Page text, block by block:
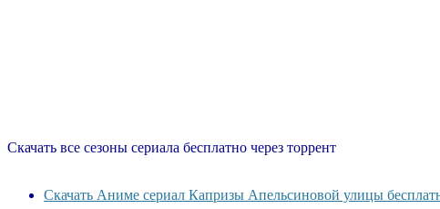
Скачать все сезоны сериала бесплатно через торрент
Скачать Аниме сериал Капризы Апельсиновой улицы